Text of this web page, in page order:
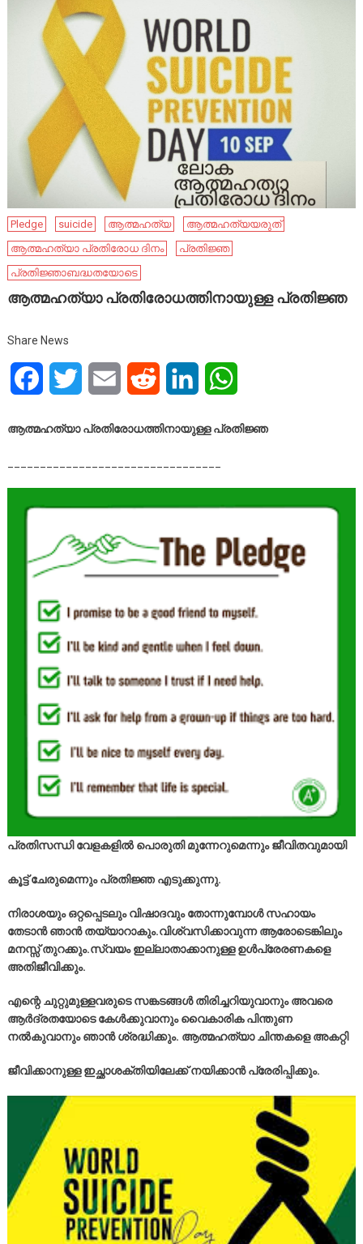
Pledge suicide ആത്മഹത്യ
ആത്മഹത്യയരുത്
ആത്മഹത്യാ പ്രതിരോധ ദിനം
പ്രതിജ്ഞ
പ്രതിജ്ഞാബദ്ധതയോടെ
ആത്മഹത്യാ പ്രതിരോധത്തിനായുള്ള പ്രതിജ്ഞ
Share News
FacebookTwitter Email Reddit LinkedIn
ആത്മഹത്യാ പ്രതിരോധത്തിനായുള്ള പ്രതിജ്ഞ
പ്രതിസന്ധി വേളകളിൽ പൊരുതി മുന്നേറുമെന്നും ജീവിതവുമായി
കൂട്ട് ചേരുമെന്നും പ്രതിജ്ഞ എടുക്കുന്നു.
നിരാശയും ഒറ്റപ്പെടലും വിഷാദവും തോന്നുമ്പോൾ സഹായം
തേടാൻ ഞാൻ തയ്യാറാകും.വിശ്വസിക്കാവുന്ന ആരോടെങ്കിലും
മനസ്സ് തുറക്കും.സ്വയം ഇല്ലാതാക്കാനുള്ള ഉൾപ്രേരണകളെ
അതിജീവിക്കും.
എന്റെ ചുറ്റുമുള്ളവരുടെ സങ്കടങ്ങൾ തിരിച്ചറിയുവാനും അവരെ
ആർദ്രതയോടെ കേൾക്കുവാനും വൈകാരിക പിന്തുണ
നൽകുവാനും ഞാൻ ശ്രദ്ധിക്കും. ആത്മഹത്യാ ചിന്തകളെ അകറ്റി
ജീവിക്കാനുള്ള ഇച്ഛാശക്തിയിലേക്ക് നയിക്കാൻ പ്രേരിപ്പിക്കും.